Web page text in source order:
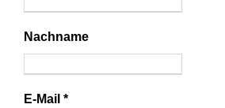
Nachname
E-Mail *